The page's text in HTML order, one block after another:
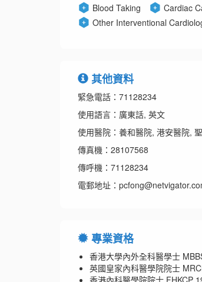
Blood Taking
Cardiac
Other Interventional
其他資料
緊急電話：71128234
使用語言：廣東話, 英文
使用醫院：養和醫院, 港安醫院,
傳真機：28107568
傳呼機：71128234
電郵地址：
專業資格
香港大學內外全科醫學士
英國皇家內科醫學院院士